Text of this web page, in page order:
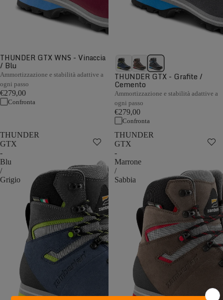
THUNDER GTX WNS - Vinaccia
/ Blu
Ammortizzazione e stabilità adattive a
ogni passo
€279,00
Confronta
THUNDER GTX - Grafite /
Cemento
Ammortizzazione e stabilità adattive a
ogni passo
€279,00
Confronta
THUNDER
GTX
-
Blu
/
Grigio
THUNDER
GTX
-
Marrone
/
Sabbia